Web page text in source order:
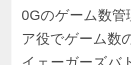
0Gのゲーム数管
ア役でゲーム数